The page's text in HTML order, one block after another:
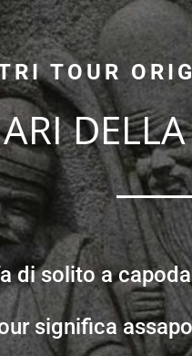
TOUR
di solito a
significa